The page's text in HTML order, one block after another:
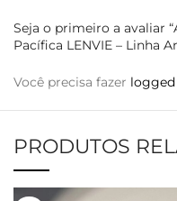
Seja o primeiro a avaliar
Pacífica LENVIE – Linha
Você precisa fazer
PRODUTOS